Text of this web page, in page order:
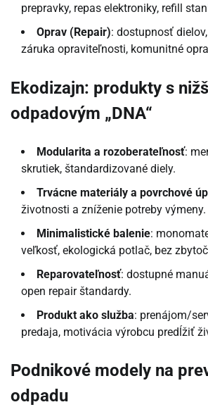
prepravky, repas elektroniky, refill
Oprav (Repair): dostupnosť
záruka opraviteľnosti, komunitné
Ekodizajn: produkty s
odpadovým „DNA“
Modularita a rozoberateľnosť:
skrutiek, štandardizované diely.
Trvácne materiály a povrchové
životnosti a zníženie potreby výmeny.
Minimalistické balenie:
veľkosť, ekologická potlač, bez
Reparovateľnosť: dostupné
open repair štandardy.
Produkt ako služba: prenájom/
predaja, motivácia výrobcu predĺžiť
Podnikové modely na
odpadu